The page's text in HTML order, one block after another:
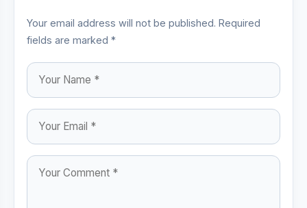
Your email address will not be published. Required
fields are marked *